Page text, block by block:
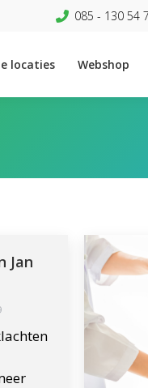
085 - 130 54
locaties Webshop
Jan